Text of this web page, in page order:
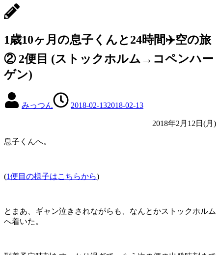
1歳10ヶ月の息子くんと24時間✈️空の旅
② 2便目 (ストックホルム→コペンハー
ゲン)
みっつん 2018-02-132018-02-13
2018年2月12日(月)
息子くんへ。
(1便目の様子はこちらから)
とまあ、ギャン泣きされながらも、なんとかストックホルム
へ着いた。